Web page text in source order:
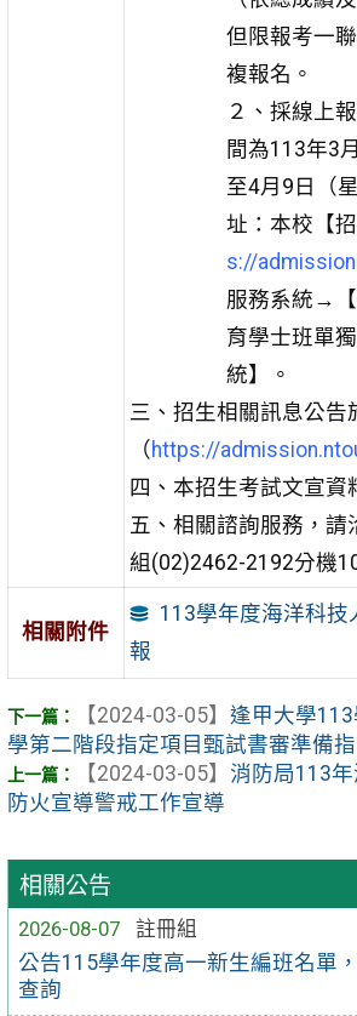
相關公告
2026-08-07
註冊組
公告115學年度高一新生編班名單
查詢
但限報考一
複報名。
２、採線上
間為113年3
至4月9日（
址：本校【
s://
服務系統→
育學士班單
統】。
三、招生相關訊息公告
（ https://
四、本招生考試文宣資
五、相關諮詢服務，請
組(02)2462-2192分機
相關附件
113學年度海洋科技
報
【2024-03-05】 逢甲大學
學第二階段指定項目甄試書審準備指
【2024-03-05】 消防局113
防火宣導警戒工作宣導